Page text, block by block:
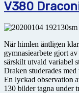
V380
När himlen äntligen
gymnasiearbete gjort
särskilt utvald variabel
Draken studerades
En lyckad observation
130 bilder tagna under